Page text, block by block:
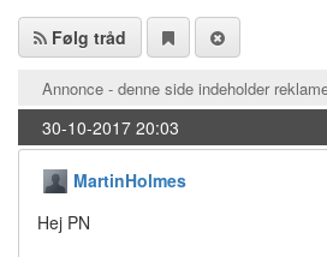
Følg tråd
Annonce - denne side indeholder
30-10-2017 20:03
MartinHolmes
Hej PN